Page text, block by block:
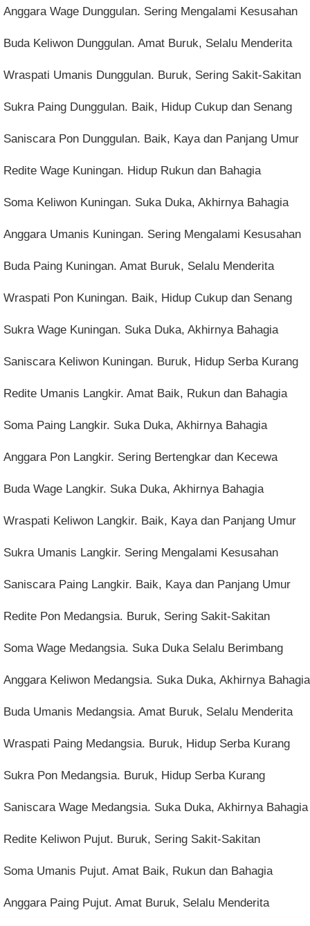
Anggara Wage Dunggulan. Sering Mengalami Kesusahan
Buda Keliwon Dunggulan. Amat Buruk, Selalu Menderita
Wraspati Umanis Dunggulan. Buruk, Sering Sakit-Sakitan
Sukra Paing Dunggulan. Baik, Hidup Cukup dan Senang
Saniscara Pon Dunggulan. Baik, Kaya dan Panjang Umur
Redite Wage Kuningan. Hidup Rukun dan Bahagia
Soma Keliwon Kuningan. Suka Duka, Akhirnya Bahagia
Anggara Umanis Kuningan. Sering Mengalami Kesusahan
Buda Paing Kuningan. Amat Buruk, Selalu Menderita
Wraspati Pon Kuningan. Baik, Hidup Cukup dan Senang
Sukra Wage Kuningan. Suka Duka, Akhirnya Bahagia
Saniscara Keliwon Kuningan. Buruk, Hidup Serba Kurang
Redite Umanis Langkir. Amat Baik, Rukun dan Bahagia
Soma Paing Langkir. Suka Duka, Akhirnya Bahagia
Anggara Pon Langkir. Sering Bertengkar dan Kecewa
Buda Wage Langkir. Suka Duka, Akhirnya Bahagia
Wraspati Keliwon Langkir. Baik, Kaya dan Panjang Umur
Sukra Umanis Langkir. Sering Mengalami Kesusahan
Saniscara Paing Langkir. Baik, Kaya dan Panjang Umur
Redite Pon Medangsia. Buruk, Sering Sakit-Sakitan
Soma Wage Medangsia. Suka Duka Selalu Berimbang
Anggara Keliwon Medangsia. Suka Duka, Akhirnya Bahagia
Buda Umanis Medangsia. Amat Buruk, Selalu Menderita
Wraspati Paing Medangsia. Buruk, Hidup Serba Kurang
Sukra Pon Medangsia. Buruk, Hidup Serba Kurang
Saniscara Wage Medangsia. Suka Duka, Akhirnya Bahagia
Redite Keliwon Pujut. Buruk, Sering Sakit-Sakitan
Soma Umanis Pujut. Amat Baik, Rukun dan Bahagia
Anggara Paing Pujut. Amat Buruk, Selalu Menderita